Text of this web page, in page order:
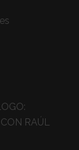
RAÚL